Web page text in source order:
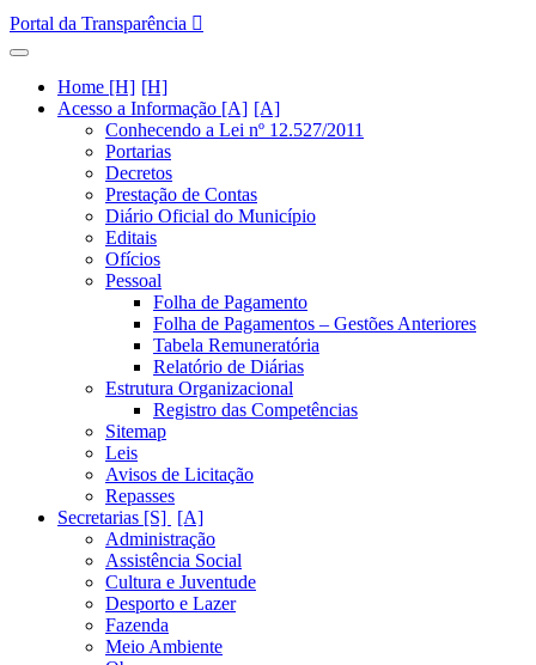
Portal da Transparência
Home [H]
Acesso a Informação [A]
Conhecendo a Lei nº 12.527/2011
Portarias
Decretos
Prestação de Contas
Diário Oficial do Município
Editais
Ofícios
Pessoal
Folha de Pagamento
Folha de Pagamentos – Gestões Anteriores
Tabela Remuneratória
Relatório de Diárias
Estrutura Organizacional
Registro das Competências
Sitemap
Leis
Avisos de Licitação
Repasses
Secretarias [S]
Administração
Assistência Social
Cultura e Juventude
Desporto e Lazer
Fazenda
Meio Ambiente